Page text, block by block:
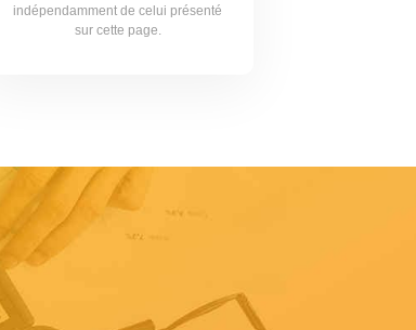
indépendamment de celui présenté
sur cette page.